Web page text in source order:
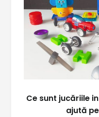
Ce sunt jucăriile
ajută